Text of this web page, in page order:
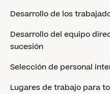
Desarrollo de los
Desarrollo del equipo
sucesión
Selección de personal
Lugares de trabajo para